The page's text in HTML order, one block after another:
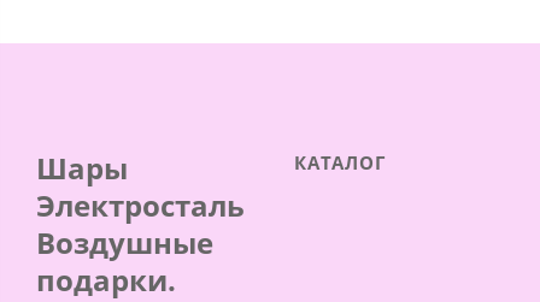
Шары
Электросталь
Воздушные
подарки.
КАТАЛОГ